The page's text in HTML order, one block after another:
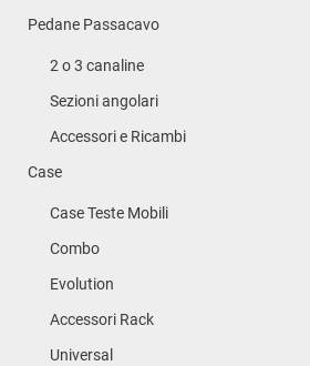
Pedane Passacavo
2 o 3 canaline
Sezioni angolari
Accessori e Ricambi
Case
Case Teste Mobili
Combo
Evolution
Accessori Rack
Universal